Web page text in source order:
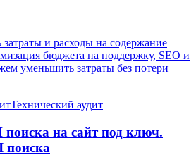
и расходы на содержание
бюджета на поддержку, SEO и
уменьшить затраты без потери
Технический аудит
на сайт под ключ.
поиска